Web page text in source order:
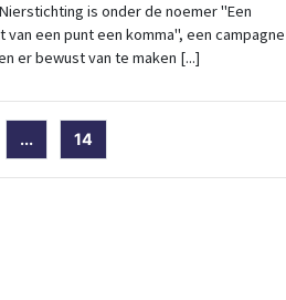
Nierstichting is onder de noemer "Een
van een punt een komma", een campagne
er bewust van te maken [...]
... 14